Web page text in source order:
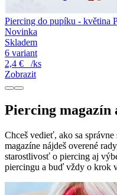
Piercing do pupíku - květina
Novinka
Skladem
6 variant
2,4 €
/ks
Zobrazit
Piercing magazín
Chceš vedieť, ako sa
magazíne nájdeš overené
starostlivosť o piercing aj
piercingu a buď vždy o krok